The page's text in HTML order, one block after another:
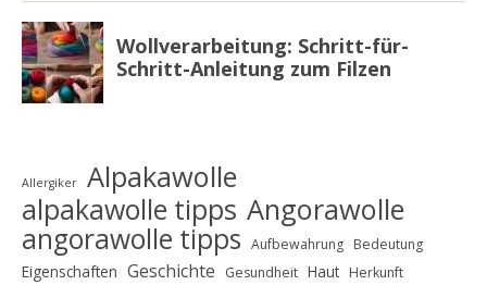
Allergiker
Alpakawolle
alpakawolle tipps Angorawolle
angorawolle tipps Aufbewahrung Bedeutung
Eigenschaften Geschichte Gesundheit Haut Herkunft